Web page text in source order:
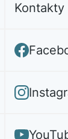
Kontakty